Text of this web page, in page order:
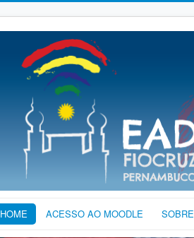
HOME ACESSO AO MOODLE SOBRE